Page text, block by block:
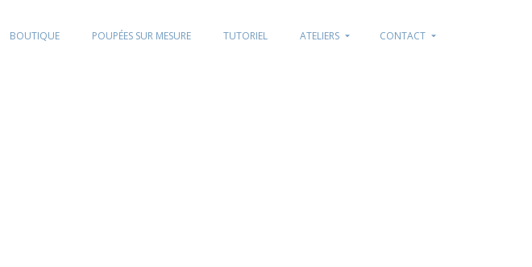
BOUTIQUE POUPÉES SUR MESURE TUTORIEL ATELIERS CONTACT